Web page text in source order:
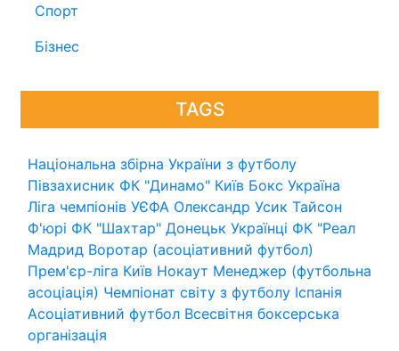
Спорт
Бізнес
TAGS
Національна збірна України з футболу
Півзахисник ФК "Динамо" Київ Бокс Україна
Ліга чемпіонів УЄФА Олександр Усик Тайсон
Ф'юрі ФК "Шахтар" Донецьк Українці ФК "Реал
Мадрид Воротар (асоціативний футбол)
Прем'єр-ліга Київ Нокаут Менеджер (футбольна
асоціація) Чемпіонат світу з футболу Іспанія
Асоціативний футбол Всесвітня боксерська
організація